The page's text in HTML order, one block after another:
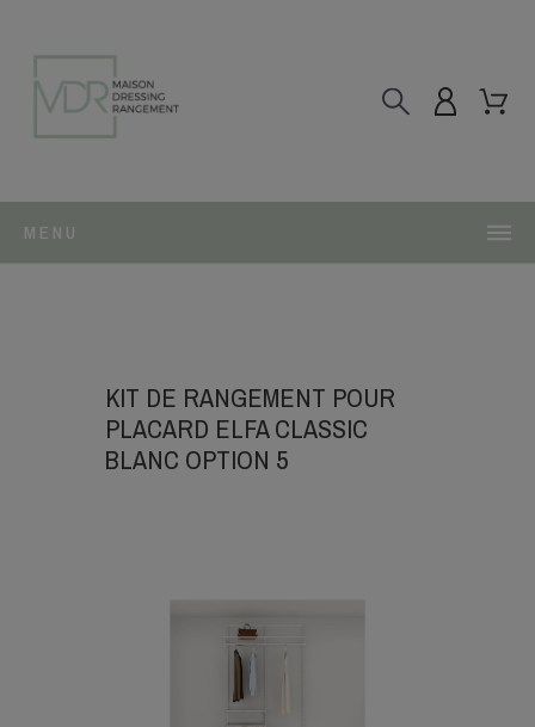
MENU
KIT DE RANGEMENT POUR
PLACARD ELFA CLASSIC
BLANC OPTION 5